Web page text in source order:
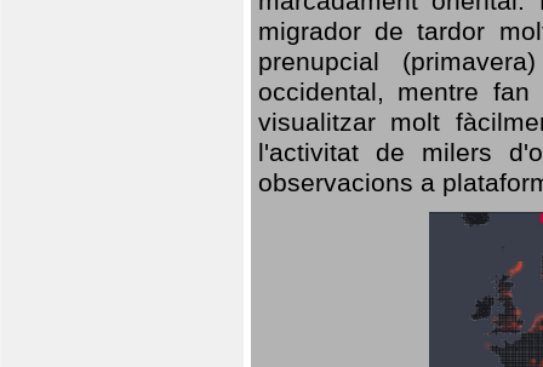
migrador de tardor
prenupcial
occidental, mentre
visualitzar molt
l'activitat de milers
observacions a